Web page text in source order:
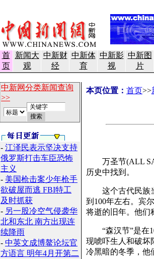
首
页
新闻大
观
中新财
经
中新体
育
中新影
视
中新图
片
中新网分类新闻查询
>>
- 江泽民表示坚决支持
俄罗斯打击车臣恐怖
主义
- 美国枪击案少年枪手
欲破屋而逃 FBI特工
及时抓获
- 另一股冷空气侵袭华
北和东北 南方出现连
续降雨
- 中英文成博鳌论坛官
方语言 明年4月开第二
本页位置： 首页>>
万圣节(ALL
历史中找到。
这个古代民族当
到100年左右。宾
将逝的旧年。他们
“森汉节”是在10
现唬吓生人和破坏
冷黑暗的冬季，他